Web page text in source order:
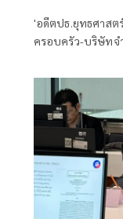
'อดีตปธ.ยุทธศาสต
ครอบครัว-บริษัทจ